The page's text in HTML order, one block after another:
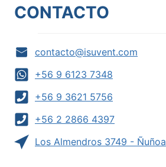
CONTACTO
contacto@isuvent.com
+56 9 6123 7348
+56 9 3621 5756
+56 2 2866 4397
Los Almendros 3749 - Ñuñoa